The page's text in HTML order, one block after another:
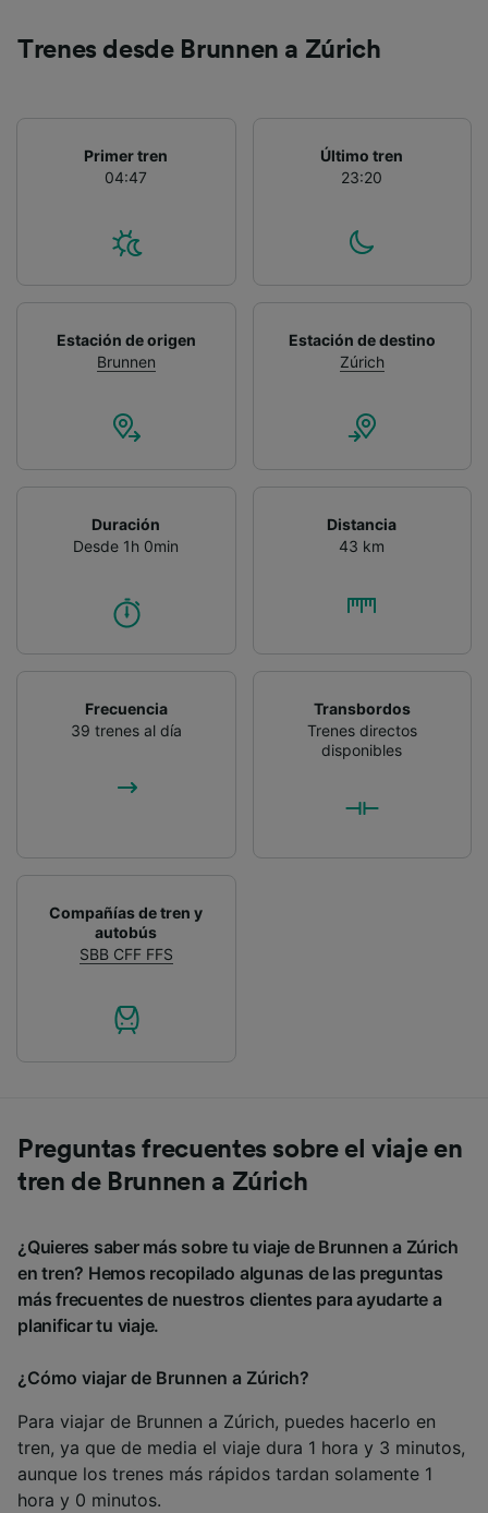
Trenes desde Brunnen a Zúrich
Primer tren
04:47
Último tren
23:20
Estación de origen
Brunnen
Estación de destino
Zúrich
Duración
Desde 1h 0min
Distancia
43 km
Frecuencia
39 trenes al día
Transbordos
Trenes directos
disponibles
Compañías de tren y
autobús
SBB CFF FFS
Preguntas frecuentes sobre el viaje en
tren de Brunnen a Zúrich
¿Quieres saber más sobre tu viaje de Brunnen a Zúrich
en tren? Hemos recopilado algunas de las preguntas
más frecuentes de nuestros clientes para ayudarte a
planificar tu viaje.
¿Cómo viajar de Brunnen a Zúrich?
Para viajar de Brunnen a Zúrich, puedes hacerlo en
tren, ya que de media el viaje dura 1 hora y 3 minutos,
aunque los trenes más rápidos tardan solamente 1
hora y 0 minutos.
Lista de asociados (proveedores)